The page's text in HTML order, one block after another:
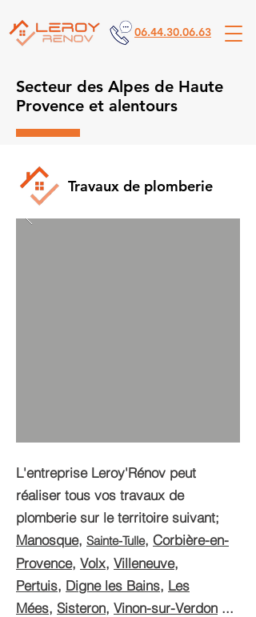
06.44.30.06.63
Secteur des Alpes de Haute
Provence et alentours
Travaux de plomberie
L'entreprise Leroy'Rénov peut
réaliser tous vos travaux de
plomberie sur le territoire suivant;
Manosque, Sainte-Tulle, Corbière-en-
Provence, Volx, Villeneuve,
Pertuis, Digne les Bains, Les
Mées, Sisteron, Vinon-sur-Verdon ...